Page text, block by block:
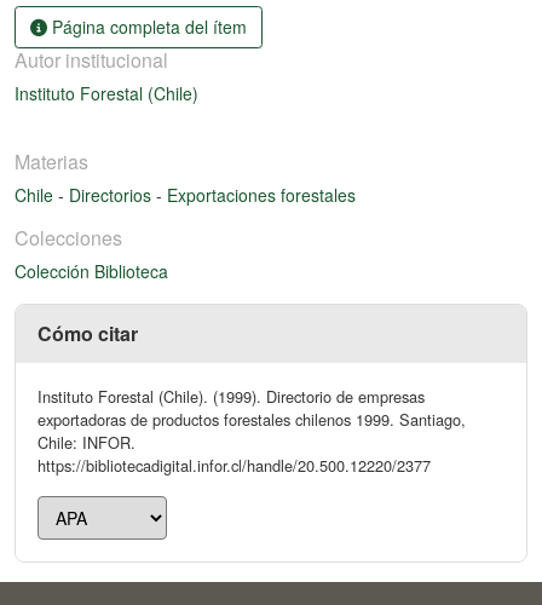
Página completa del ítem
Autor institucional
Instituto Forestal (Chile)
Materias
Chile - Directorios - Exportaciones forestales
Colecciones
Colección Biblioteca
Cómo citar
Instituto Forestal (Chile). (1999). Directorio de empresas
exportadoras de productos forestales chilenos 1999. Santiago,
Chile: INFOR.
https://bibliotecadigital.infor.cl/handle/20.500.12220/2377